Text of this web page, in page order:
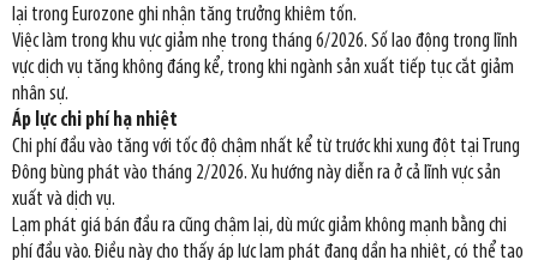
lại trong Eurozone ghi nhận tăng trưởng khiêm tốn.
Việc làm trong khu vực giảm nhẹ trong tháng 6/2026. Số lao động trong lĩnh
vực dịch vụ tăng không đáng kể, trong khi ngành sản xuất tiếp tục cắt giảm
nhân sự.
Áp lực chi phí hạ nhiệt
Chi phí đầu vào tăng với tốc độ chậm nhất kể từ trước khi xung đột tại Trung
Đông bùng phát vào tháng 2/2026. Xu hướng này diễn ra ở cả lĩnh vực sản
xuất và dịch vụ.
Lạm phát giá bán đầu ra cũng chậm lại, dù mức giảm không mạnh bằng chi
phí đầu vào. Điều này cho thấy áp lực lạm phát đang dần hạ nhiệt, có thể tạo